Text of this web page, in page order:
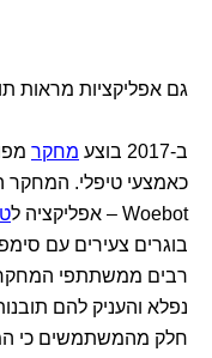
גם אפליקציות מראות
ב-2017 בוצע מחקר
כאמצעי טיפלי. המחקר
Woebot – אפליקציה ל
בוגרים צעירים עם
רבים ממשתתפי המחקר
נפלא והעניק להם
חלק מהמשתמשים כי